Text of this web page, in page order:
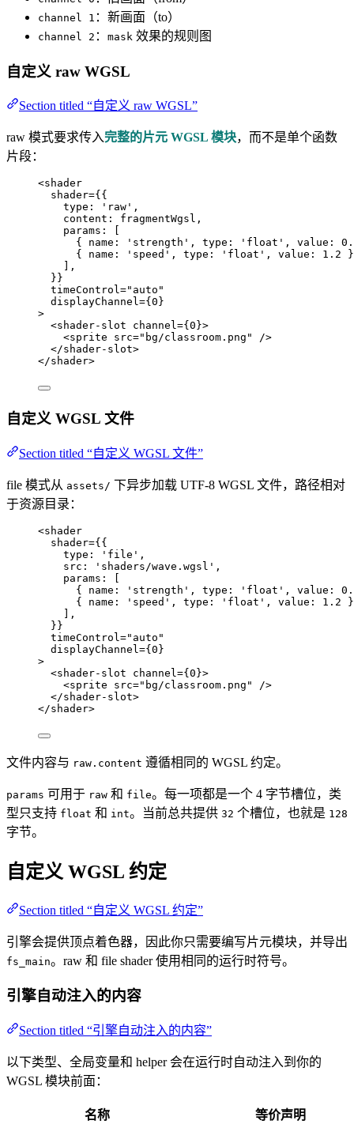
channel 1 ：新画面（to）
channel 2 ： mask 效果的规则图
自定义 raw WGSL
Section titled “自定义 raw WGSL”
raw 模式要求传入完整的片元 WGSL 模块，而不是单个函数
片段：
<shader
shader={ {
type:
' raw ' ,
content: fragmentWgsl ,
params:
{ name:
' strength ' , type: ' float ' , value:
{ name:
' speed ' , type: ' float ' , value: 1.2
,
} }
timeControl=" auto "
displayChannel={ 0 }
>
<shader-slot channel={ 0 }>
<sprite src=" bg/classroom.png "
/>
</shader-slot>
</shader>
自定义 WGSL 文件
Section titled “自定义 WGSL 文件”
file 模式从 assets/ 下异步加载 UTF-8 WGSL 文件，路径相对
于资源目录：
<shader
shader={{
type:
' file ' ,
src:
' shaders/wave.wgsl ' ,
params:
[
{ name:
' strength ' , type: ' float ' , value:
{ name:
' speed ' , type: ' float ' , value: 1.2
] ,
}}
timeControl =" auto "
displayChannel ={0}
>
<shader-slot channel ={0}>
<sprite src=" bg/classroom.png "
/>
</shader-slot>
</shader>
文件内容与 raw.content 遵循相同的 WGSL 约定。
params 可用于 raw 和 file。每一项都是一个 4 字节槽位，类
型只支持 float 和 int。当前总共提供 32 个槽位，也就是 128
字节。
自定义 WGSL 约定
Section titled “自定义 WGSL 约定”
引擎会提供顶点着色器，因此你只需要编写片元模块，并导出
fs_main。raw 和 file shader 使用相同的运行时符号。
引擎自动注入的内容
Section titled “引擎自动注入的内容”
以下类型、全局变量和 helper 会在运行时自动注入到你的
WGSL 模块前面：
名称 等价声明